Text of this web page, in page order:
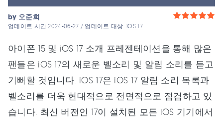
by 오준희
업데이트 시간 2024-06-27 / 업데이트 대상iOS 17
아이폰 15 및 iOS 17 소개 프레젠테이션을 통해 많은
팬들은 iOS 17의 새로운 벨소리 및 알림 소리를 듣고
기뻐할 것입니다. iOS 17은 iOS 17 알림 소리 목록과
벨소리를 더욱 현대적으로 전면적으로 점검하고 있
습니다. 최신 버전인 17이 설치된 모든 iOS 기기에서